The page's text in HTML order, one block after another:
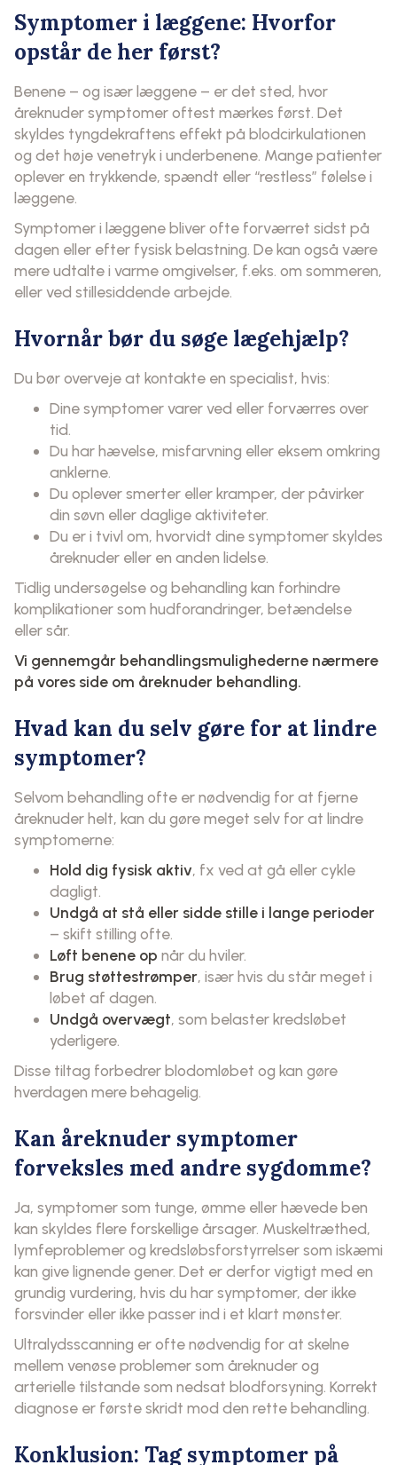
Symptomer i læggene: Hvorfor
opstår de her først?
Benene – og især læggene – er det sted, hvor
åreknuder symptomer oftest mærkes først. Det
skyldes tyngdekraftens effekt på blodcirkulationen
og det høje venetryk i underbenene. Mange patienter
oplever en trykkende, spændt eller “restless” følelse i
læggene.
Symptomer i læggene bliver ofte forværret sidst på
dagen eller efter fysisk belastning. De kan også være
mere udtalte i varme omgivelser, f.eks. om sommeren,
eller ved stillesiddende arbejde.
Hvornår bør du søge lægehjælp?
Du bør overveje at kontakte en specialist, hvis:
Dine symptomer varer ved eller forværres over
tid.
Du har hævelse, misfarvning eller eksem omkring
anklerne.
Du oplever smerter eller kramper, der påvirker
din søvn eller daglige aktiviteter.
Du er i tvivl om, hvorvidt dine symptomer skyldes
åreknuder eller en anden lidelse.
Tidlig undersøgelse og behandling kan forhindre
komplikationer som hudforandringer, betændelse
eller sår.
Vi gennemgår behandlingsmulighederne nærmere
på vores side om åreknuder behandling.
Hvad kan du selv gøre for at lindre
symptomer?
Selvom behandling ofte er nødvendig for at fjerne
åreknuder helt, kan du gøre meget selv for at lindre
symptomerne:
Hold dig fysisk aktiv, fx ved at gå eller cykle
dagligt.
Undgå at stå eller sidde stille i lange perioder
– skift stilling ofte.
Løft benene op når du hviler.
Brug støttestrømper, især hvis du står meget i
løbet af dagen.
Undgå overvægt, som belaster kredsløbet
yderligere.
Disse tiltag forbedrer blodomløbet og kan gøre
hverdagen mere behagelig.
Kan åreknuder symptomer
forveksles med andre sygdomme?
Ja, symptomer som tunge, ømme eller hævede ben
kan skyldes flere forskellige årsager. Muskeltræthed,
lymfeproblemer og kredsløbsforstyrrelser som iskæmi
kan give lignende gener. Det er derfor vigtigt med en
grundig vurdering, hvis du har symptomer, der ikke
forsvinder eller ikke passer ind i et klart mønster.
Ultralydsscanning er ofte nødvendig for at skelne
mellem venøse problemer som åreknuder og
arterielle tilstande som nedsat blodforsyning. Korrekt
diagnose er første skridt mod den rette behandling.
Konklusion: Tag symptomer på